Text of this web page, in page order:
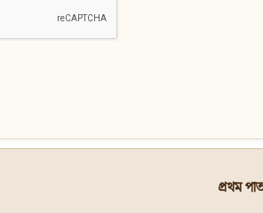
প্রথম